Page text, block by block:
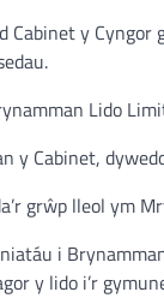
Cabinet y
Lido
y Cabinet,
grŵp lleol ym
i
y lido i’r